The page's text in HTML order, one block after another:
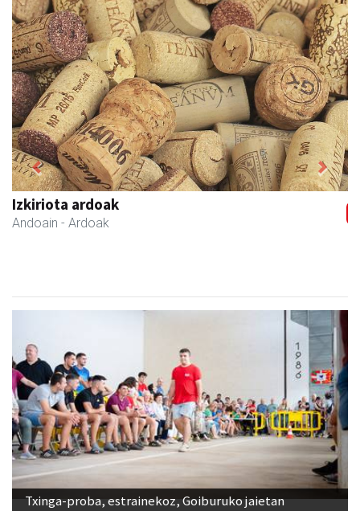
Izkiriota ardoak
Andoain - Ardoak
Previous Next
Txinga-proba, estrainekoz, Goiburuko jaietan